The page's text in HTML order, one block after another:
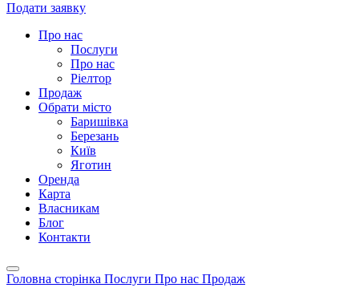
Подати заявку
Про нас
Послуги
Про нас
Ріелтор
Продаж
Обрати місто
Баришівка
Березань
Київ
Яготин
Оренда
Карта
Власникам
Блог
Контакти
Головна сторінка Послуги Про нас Продаж